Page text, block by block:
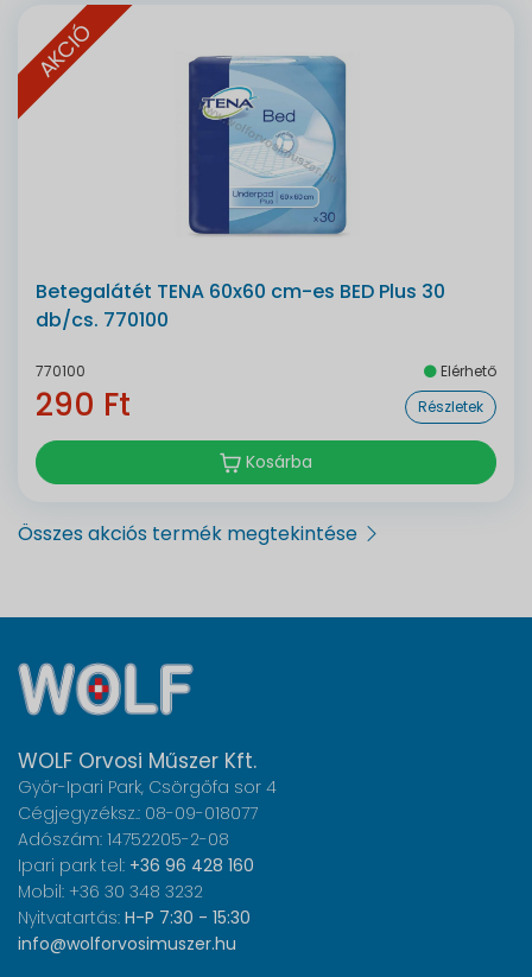
AKCIÓ
Betegalátét TENA 60x60 cm-es BED Plus 30
db/cs. 770100
770100 Elérhető
290 Ft Részletek
Kosárba
Összes akciós termék megtekintése
WOLF Orvosi Műszer Kft.
Győr-Ipari Park, Csörgőfa sor 4
Cégjegyzéksz.: 08-09-018077
Adószám: 14752205-2-08
Ipari park tel: +36 96 428 160
Mobil: +36 30 348 3232
Nyitvatartás: H-P 7:30 - 15:30
info@wolforvosimuszer.hu